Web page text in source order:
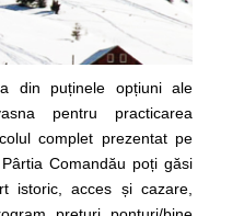
din puținele opțiuni ale
pentru practicarea
complet prezentat pe
Comandău poți găsi
istoric, acces și cazare,